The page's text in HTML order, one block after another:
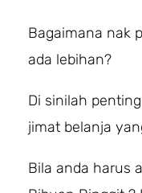
Bagaimana nak
ada lebihan?
Di sinilah
jimat belanja
Bila anda harus